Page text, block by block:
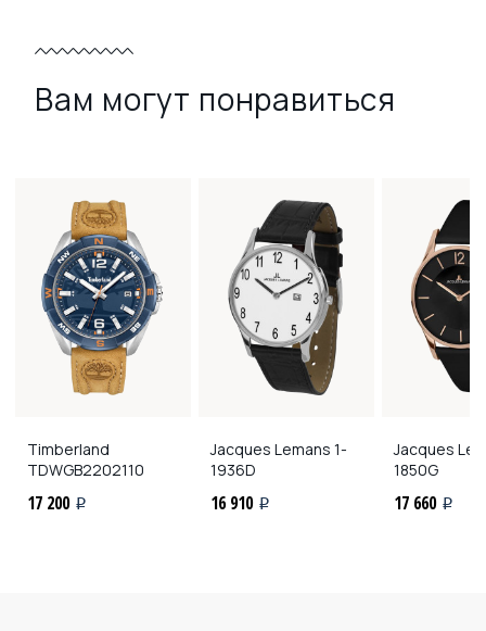
Вам могут понравиться
Timberland
TDWGB2202110
17 200 i
Jacques Lemans 1-
1936D
16 910 i
Jacques
1850G
17 660 i